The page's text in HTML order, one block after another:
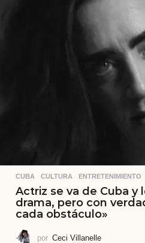
CUBA ,CULTURA ,ENTRETENIMIENTO
Actriz se va de Cuba y
drama, pero con
cada obstáculo»
por Ceci Villanelle